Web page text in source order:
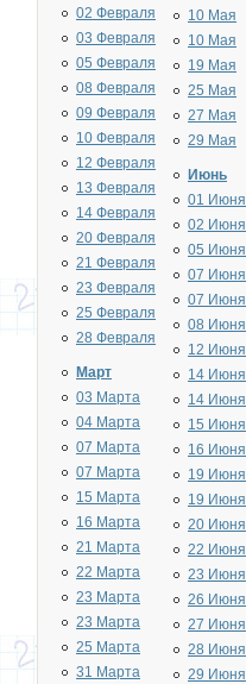
02 Февраля
03 Февраля
05 Февраля
08 Февраля
09 Февраля
10 Февраля
12 Февраля
13 Февраля
14 Февраля
20 Февраля
21 Февраля
23 Февраля
25 Февраля
28 Февраля
Март
03 Марта
04 Марта
07 Марта
07 Марта
15 Марта
16 Марта
21 Марта
22 Марта
23 Марта
23 Марта
25 Марта
31 Марта
10 Мая
10 Мая
19 Мая
25 Мая
27 Мая
29 Мая
Июнь
01 Июня
02 Июня
05 Июня
07 Июня
07 Июня
08 Июня
12 Июня
14 Июня
14 Июня
15 Июня
16 Июня
19 Июня
19 Июня
20 Июня
22 Июня
23 Июня
26 Июня
27 Июня
28 Июня
29 Июня